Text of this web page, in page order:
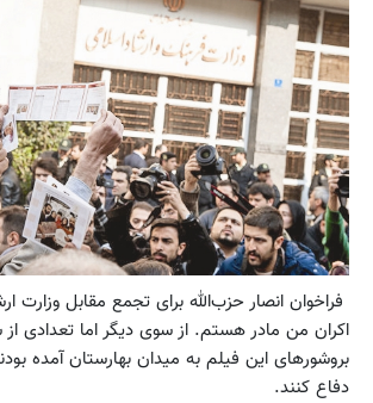
فراخوان انصار حزب‌الله برای تجمع مقابل وزارت
اکران من مادر هستم. از سوی دیگر اما تعدادی از
بروشورهای این فیلم به میدان بهارستان آمده
دفاع کنند.